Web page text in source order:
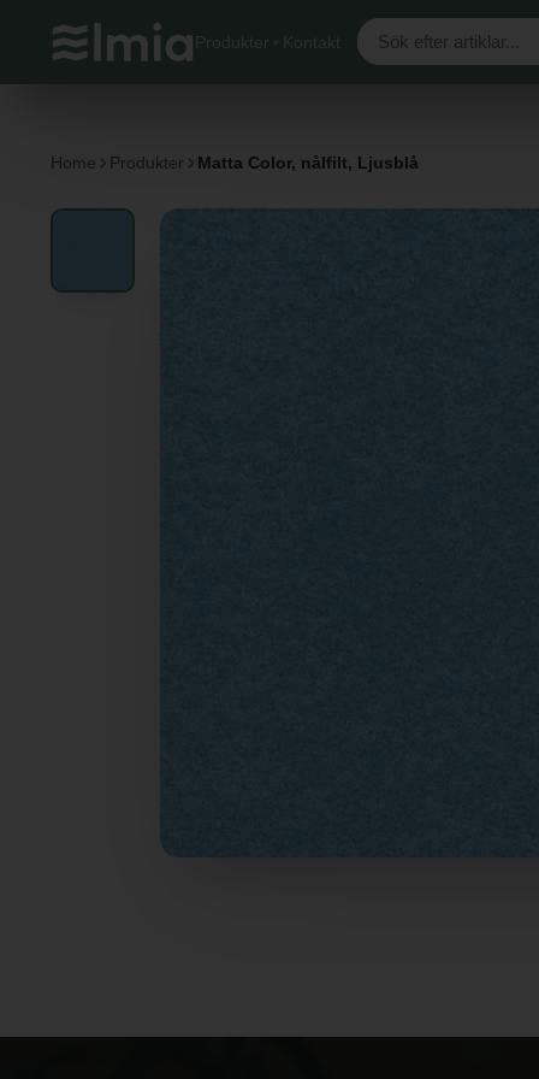
Produkter Kontakt
Home Produkter Matta Color, nålfilt, Ljusblå